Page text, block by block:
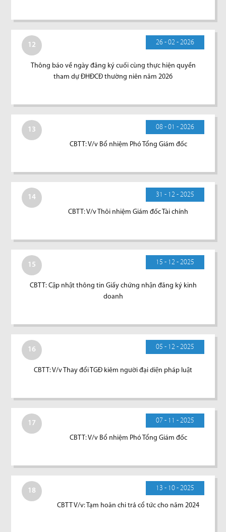
12 26 - 02 - 2026
Thông báo về ngày đăng ký cuối cùng thực hiện quyền
tham dự ĐHĐCĐ thường niên năm 2026
13 08 - 01 - 2026
CBTT: V/v Bổ nhiệm Phó Tổng Giám đốc
14 31 - 12 - 2025
CBTT: V/v Thôi nhiệm Giám đốc Tài chính
15 15 - 12 - 2025
CBTT: Cập nhật thông tin Giấy chứng nhận đăng ký kinh
doanh
16 05 - 12 - 2025
CBTT: V/v Thay đổi TGĐ kiêm người đại diện pháp luật
17 07 - 11 - 2025
CBTT: V/v Bổ nhiệm Phó Tổng Giám đốc
18 13 - 10 - 2025
CBTT V/v: Tạm hoãn chi trả cổ tức cho năm 2024